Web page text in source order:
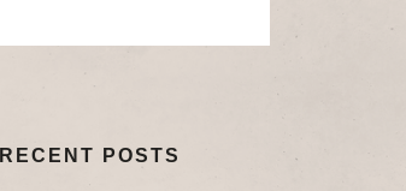
RECENT POSTS